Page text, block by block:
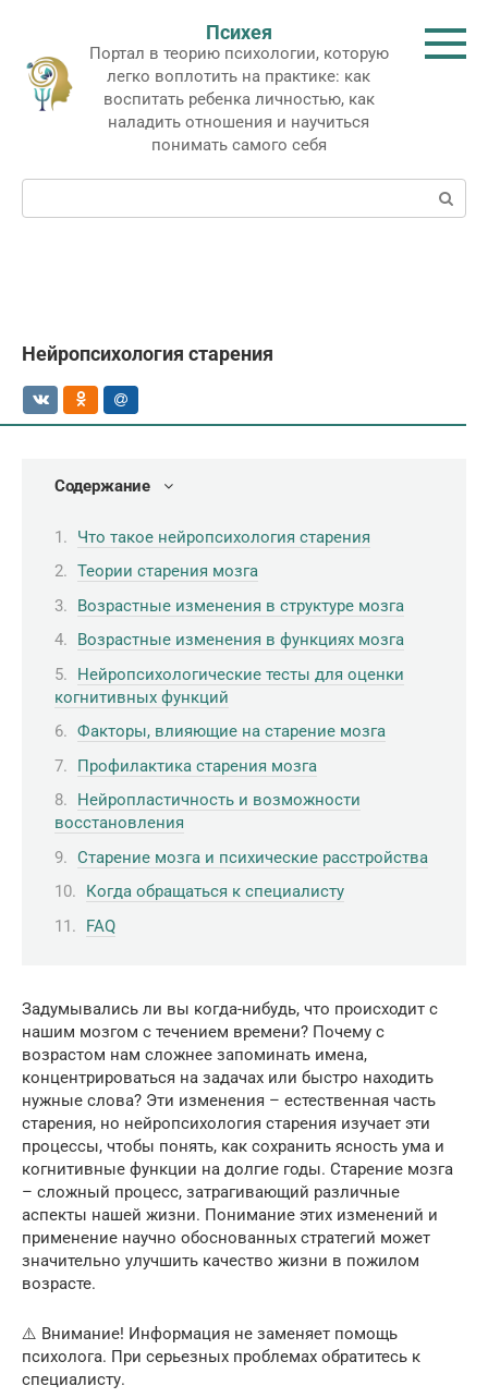
контенту
Психея
Портал в теорию психологии, которую
легко воплотить на практике: как
воспитать ребенка личностью, как
наладить отношения и научиться
понимать самого себя
Поиск:
Нейропсихология старения
Содержание
Что такое нейропсихология старения
Теории старения мозга
Возрастные изменения в структуре мозга
Возрастные изменения в функциях мозга
Нейропсихологические тесты для оценки
когнитивных функций
Факторы, влияющие на старение мозга
Профилактика старения мозга
Нейропластичность и возможности
восстановления
Старение мозга и психические расстройства
Когда обращаться к специалисту
FAQ
Задумывались ли вы когда-нибудь, что происходит с
нашим мозгом с течением времени? Почему с
возрастом нам сложнее запоминать имена,
концентрироваться на задачах или быстро находить
нужные слова? Эти изменения – естественная часть
старения, но нейропсихология старения изучает эти
процессы, чтобы понять, как сохранить ясность ума и
когнитивные функции на долгие годы. Старение мозга
– сложный процесс, затрагивающий различные
аспекты нашей жизни. Понимание этих изменений и
применение научно обоснованных стратегий может
значительно улучшить качество жизни в пожилом
возрасте.
⚠️ Внимание! Информация не заменяет помощь
психолога. При серьезных проблемах обратитесь к
специалисту.